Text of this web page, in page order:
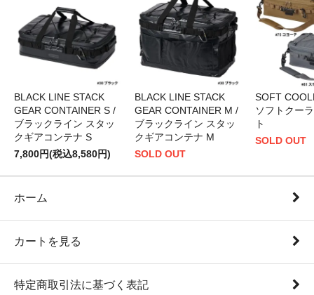
BLACK LINE STACK
GEAR CONTAINER S /
ブラックライン スタッ
クギアコンテナ S
7,800円(税込8,580円)
BLACK LINE STACK
GEAR CONTAINER M /
ブラックライン スタッ
クギアコンテナ M
SOLD OUT
SOFT
ソフトクー
ト
SOLD OUT
ホーム
カートを見る
特定商取引法に基づく表記